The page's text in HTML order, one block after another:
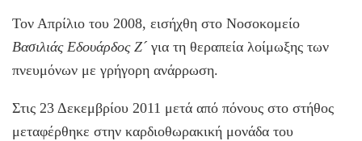
Τον Απρίλιο του 2008, εισήχθη στο Νοσοκομείο
Βασιλιάς Εδουάρδος Ζ´ για τη θεραπεία λοίμωξης των
πνευμόνων με γρήγορη ανάρρωση.
Στις 23 Δεκεμβρίου 2011 μετά από πόνους στο στήθος
μεταφέρθηκε στην καρδιοθωρακική μονάδα του